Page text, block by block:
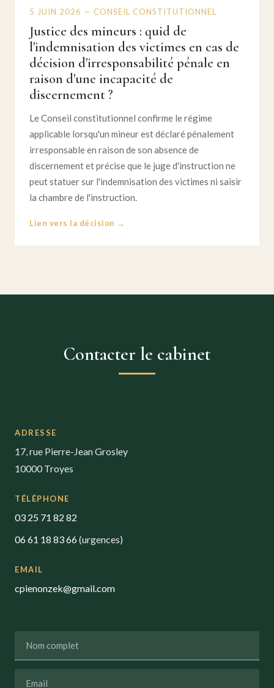
5 JUIN 2026 — CONSEIL CONSTITUTIONNEL
Justice des mineurs : quid de
l'indemnisation des victimes en cas de
décision d'irresponsabilité pénale en
raison d'une incapacité de
discernement ?
Le Conseil constitutionnel confirme le régime
applicable lorsqu'un mineur est déclaré pénalement
irresponsable en raison de son absence de
discernement et précise que le juge d'instruction ne
peut statuer sur l'indemnisation des victimes ni saisir
la chambre de l'instruction.
Lien vers la décision →
Contacter le cabinet
ADRESSE
17, rue Pierre-Jean Grosley
10000 Troyes
TÉLÉPHONE
03 25 71 82 82
06 61 18 83 66(urgences)
EMAIL
cpienonzek@gmail.com